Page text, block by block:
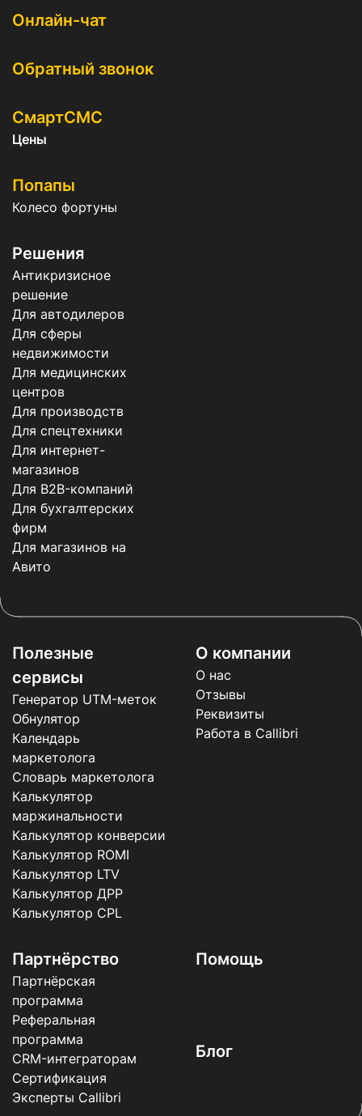
Онлайн-чат
Обратный звонок
СмартСМС
Цены
Попапы
Колесо фортуны
Решения
Антикризисное
решение
Для автодилеров
Для сферы
недвижимости
Для медицинских
центров
Для производств
Для спецтехники
Для интернет-
магазинов
Для B2B-компаний
Для бухгалтерских
фирм
Для магазинов на
Авито
Полезные
сервисы
Генератор UTM-меток
Обнулятор
Календарь
маркетолога
Словарь маркетолога
Калькулятор
маржинальности
Калькулятор конверсии
Калькулятор ROMI
Калькулятор LTV
Калькулятор ДРР
Калькулятор CPL
Блог
Помощь
О компании
О нас
Отзывы
Реквизиты
Работа в Callibri
Партнёрство
Партнёрская
программа
Реферальная
программа
CRM-интеграторам
Сертификация
Эксперты Callibri